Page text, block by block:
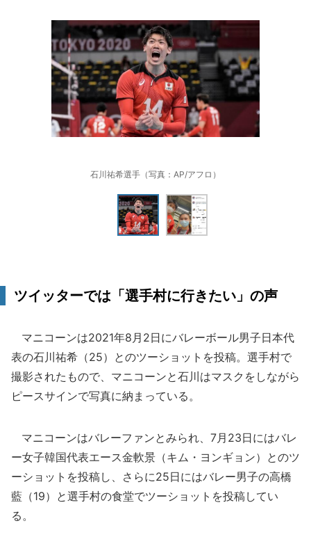
石川祐希選手（写真：AP/アフロ）
ツイッターでは「選手村に行きたい」の声
マニコーンは2021年8月2日にバレーボール男子日本代
表の石川祐希（25）とのツーショットを投稿。選手村で
撮影されたもので、マニコーンと石川はマスクをしながら
ピースサインで写真に納まっている。
マニコーンはバレーファンとみられ、7月23日にはバレ
ー女子韓国代表エース金軟景（キム・ヨンギョン）とのツ
ーショットを投稿し、さらに25日にはバレー男子の高橋
藍（19）と選手村の食堂でツーショットを投稿してい
る。